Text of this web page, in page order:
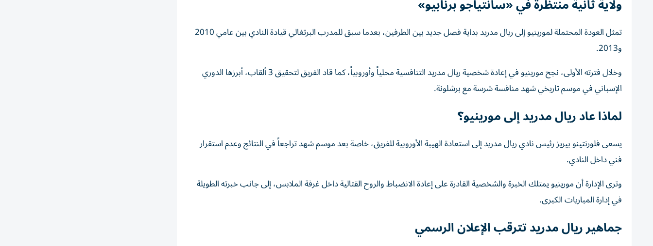
ولاية ثانية منتظرة في «سانتياجو برنابيو»
تمثل العودة المحتملة لمورينيو إلى ريال مدريد بداية فصل جديد بين الطرفين، بعدما سبق للمدرب البرتغالي قيادة النادي بين عامي 2010
و2013.
وخلال فترته الأولى، نجح مورينيو في إعادة شخصية ريال مدريد التنافسية محلياً وأوروبياً، كما قاد الفريق لتحقيق 3 ألقاب، أبرزها الدوري
الإسباني في موسم تاريخي شهد منافسة شرسة مع برشلونة.
لماذا عاد ريال مدريد إلى مورينيو؟
يسعى فلورنتينو بيريز رئيس نادي ريال مدريد إلى استعادة الهيبة الأوروبية للفريق، خاصة بعد موسم شهد تراجعاً في النتائج وعدم استقرار
فني داخل النادي.
وترى الإدارة أن مورينيو يمتلك الخبرة والشخصية القادرة على إعادة الانضباط والروح القتالية داخل غرفة الملابس، إلى جانب خبرته الطويلة
في إدارة المباريات الكبرى.
جماهير ريال مدريد تترقب الإعلان الرسمي